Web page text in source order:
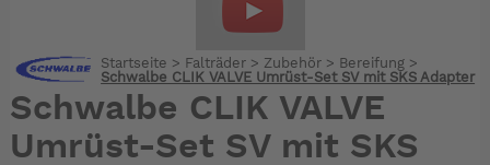
Startseite > Falträder > Zubehör > Bereifung >
Schwalbe CLIK VALVE Umrüst-Set SV mit SKS Adapter
Schwalbe CLIK VALVE
Umrüst-Set SV mit SKS